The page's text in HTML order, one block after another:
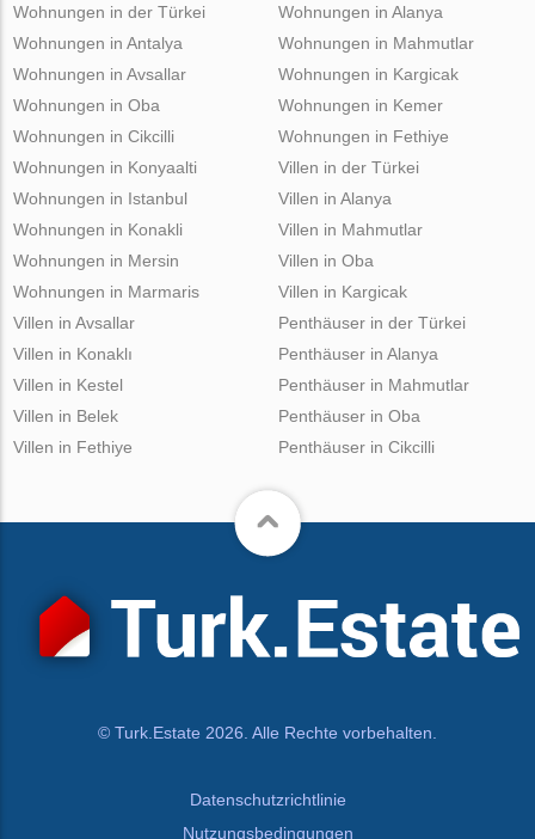
Wohnungen in der Türkei
Wohnungen in Antalya
Wohnungen in Avsallar
Wohnungen in Oba
Wohnungen in Cikcilli
Wohnungen in Alanya
Wohnungen in Mahmutlar
Wohnungen in Kargicak
Wohnungen in Kemer
Wohnungen in Fethiye
Wohnungen in Konyaalti
Wohnungen in Istanbul
Wohnungen in Konakli
Wohnungen in Mersin
Wohnungen in Marmaris
Villen in der Türkei
Villen in Alanya
Villen in Mahmutlar
Villen in Oba
Villen in Kargicak
Villen in Avsallar
Villen in Konaklı
Villen in Kestel
Villen in Belek
Villen in Fethiye
Penthäuser in der Türkei
Penthäuser in Alanya
Penthäuser in Mahmutlar
Penthäuser in Oba
Penthäuser in Cikcilli
© Turk.Estate 2026. Alle Rechte vorbehalten.
Datenschutzrichtlinie
Nutzungsbedingungen